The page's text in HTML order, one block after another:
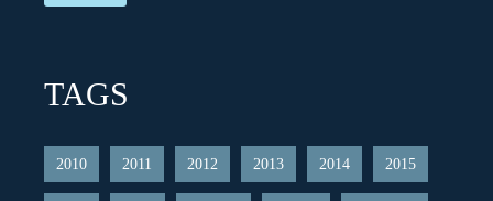
TAGS
2010 2011 2012 2013 2014 2015